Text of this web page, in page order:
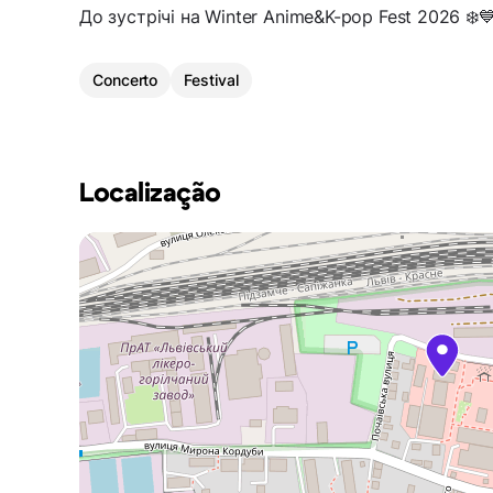
До зустрічі на Winter Anime&K-pop Fest 2026
Concerto Festival
Localização